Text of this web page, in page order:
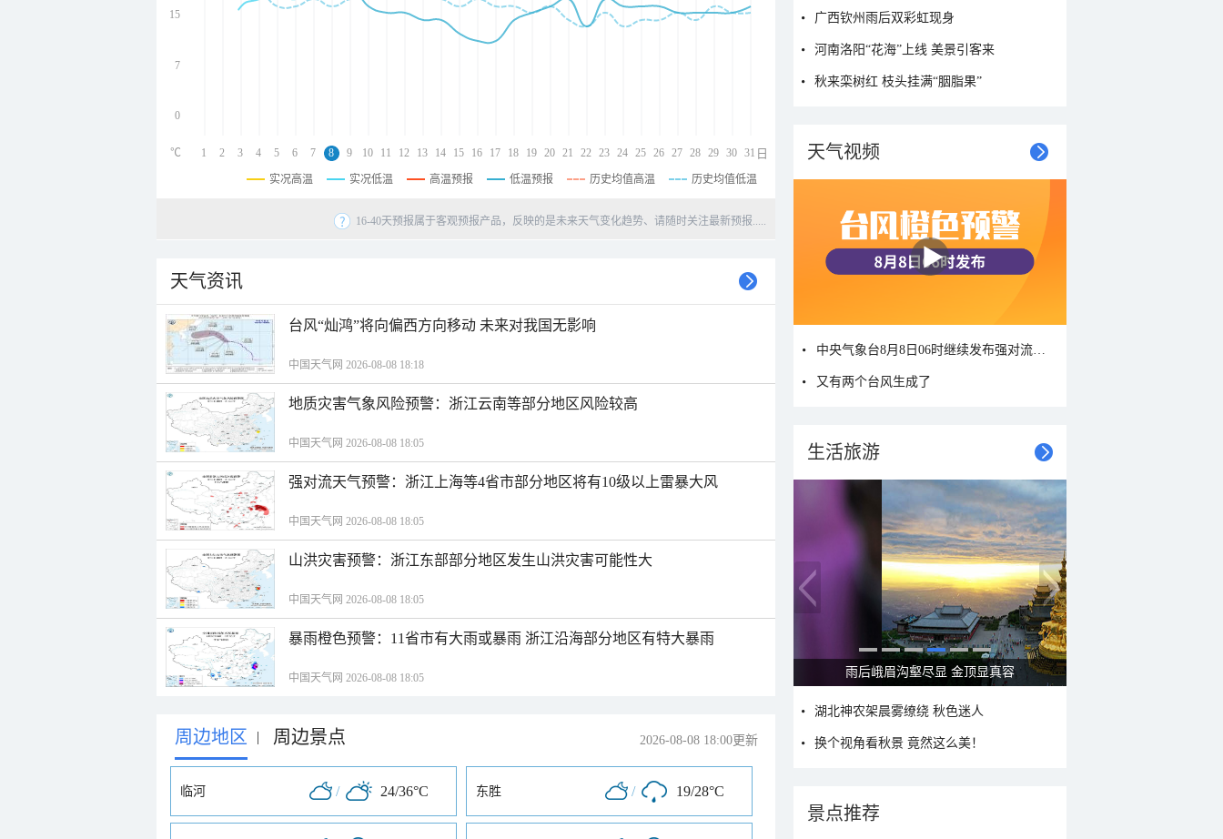
15
7
0
1 2 3 4 5 6 7 8 9 10 11 12 13 14 15 16 17 18 19 20 21 22 23 24 25 26 27 28 29 30 31
℃ 日
实况高温 实况低温 高温预报 低温预报 历史均值高温 历史均值低温
16-40天预报属于客观预报产品，反映的是未来天气变化趋势、请随时关注最新预报.....
天气资讯
台风“灿鸿”将向偏西方向移动 未来对我国无影响
中国天气网 2026-08-08 18:18
地质灾害气象风险预警：浙江云南等部分地区风险较高
中国天气网 2026-08-08 18:05
强对流天气预警：浙江上海等4省市部分地区将有10级以上雷暴大风
中国天气网 2026-08-08 18:05
山洪灾害预警：浙江东部部分地区发生山洪灾害可能性大
中国天气网 2026-08-08 18:05
暴雨橙色预警：11省市有大雨或暴雨 浙江沿海部分地区有特大暴雨
中国天气网 2026-08-08 18:05
周边地区 | 周边景点 2026-08-08 18:00更新
临河 / 24/36°C 东胜 / 19/28°C
广西钦州雨后双彩虹现身
河南洛阳“花海”上线 美景引客来
秋来栾树红 枝头挂满“胭脂果”
天气视频
又有两个台风生成了
生活旅游
雨后峨眉沟壑尽显 金顶显真容
湖北神农架晨雾缭绕 秋色迷人
换个视角看秋景 竟然这么美！
景点推荐